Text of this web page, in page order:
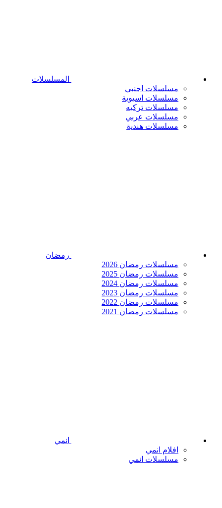
المسلسلات
مسلسلات اجنبي
مسلسلات اسيوية
مسلسلات تركيه
مسلسلات عربي
مسلسلات هندية
رمضان
مسلسلات رمضان 2026
مسلسلات رمضان 2025
مسلسلات رمضان 2024
مسلسلات رمضان 2023
مسلسلات رمضان 2022
مسلسلات رمضان 2021
انمي
افلام انمي
مسلسلات انمي